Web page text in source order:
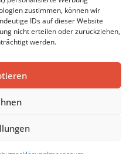
zustimmen, können wir
IDs auf dieser Website
nicht erteilen oder zurückziehen,
werden.
PLANTARFASZIITIS? 7 TIPPS
IN DEUTSCHLAND
8 PRAKTISCHE TIPPS
HEISSEN QUELLEN IN E